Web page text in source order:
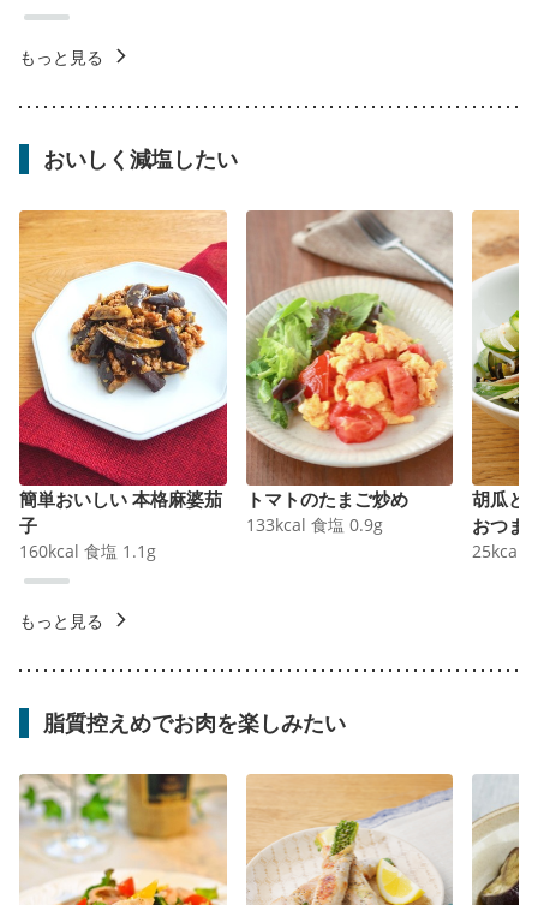
もっと見る
おいしく減塩したい
簡単おいしい 本格麻婆茄
子
160kcal 食塩 1.1 g
トマトのたまご炒め
133kcal 食塩 0.9g
胡瓜と
おつま
25kcal
もっと見る
脂質控えめでお肉を楽しみたい